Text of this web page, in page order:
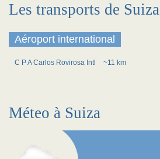
Les transports de Suiza
Aéroport international
C P A Carlos Rovirosa Intl ~11 km
Méteo à Suiza